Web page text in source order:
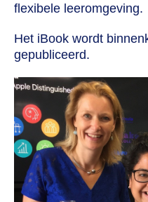
flexibele leeromgeving.
Het iBook wordt
gepubliceerd.